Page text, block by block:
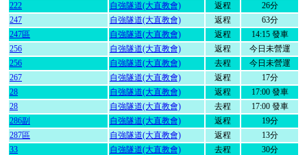
222
自強隧道(大直教會) 返程
26分
247
自強隧道(大直教會) 返程
63分
247區
自強隧道(大直教會) 返程
14:15 發車
256
自強隧道(大直教會) 返程
今日未營運
256
自強隧道(大直教會) 去程
今日未營運
267
自強隧道(大直教會) 返程
17分
28
自強隧道(大直教會) 返程
17:00 發車
28
自強隧道(大直教會) 去程
17:00 發車
286副
自強隧道(大直教會) 返程
19分
287區
自強隧道(大直教會) 返程
13分
33
自強隧道(大直教會) 去程
30分